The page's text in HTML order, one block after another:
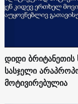
დიდი
სასჯელი
მოტივირებულია